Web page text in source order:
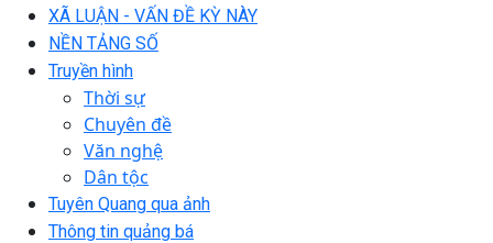
XÃ LUẬN - VẤN ĐỀ KỲ NÀY
NỀN TẢNG SỐ
Truyền hình
Thời sự
Chuyên đề
Văn nghệ
Dân tộc
Tuyên Quang qua ảnh
Thông tin quảng bá